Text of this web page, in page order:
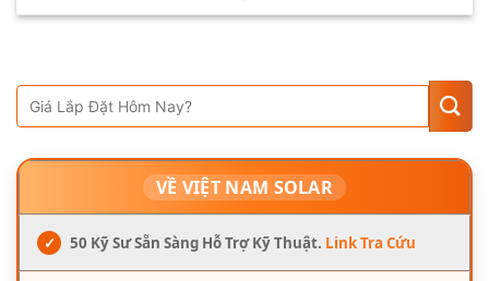
VỀ VIỆT NAM SOLAR
✓ 50 Kỹ Sư Sẵn Sàng Hỗ Trợ Kỹ Thuật. Link Tra Cứu